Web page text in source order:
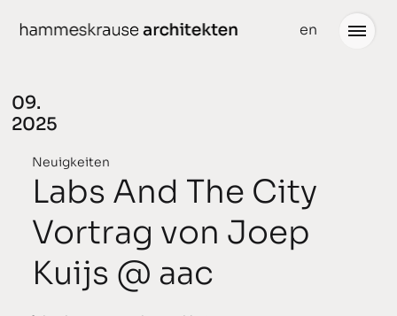
zum
en
gedacht
geplant
gebaut
Büro
Team
Partner
09.
2025
Neuigkeiten
Labs And The City
Vortrag von Joep
Kuijs @ aac